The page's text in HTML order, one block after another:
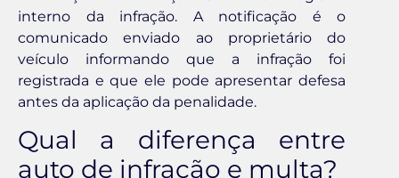
interno da infração. A notificação é o
comunicado enviado ao proprietário do
veículo informando que a infração foi
registrada e que ele pode apresentar defesa
antes da aplicação da penalidade.
Qual a diferença entre
auto de infração e multa?